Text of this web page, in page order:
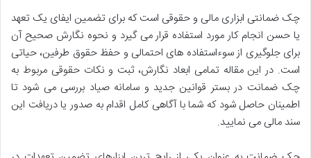
چک ضمانتی ابزاری مالی و حقوقی است که برای تضمین ایفای یک تعهد
یا حسن انجام کار مورد استفاده قرار می گیرد و نحوه نگارش صحیح آن
برای جلوگیری از سوءاستفاده های احتمالی و حفظ حقوق طرفین، حیاتی
است. در این مقاله تمامی ابعاد نگارش، ثبت و نکات حقوقی مربوط به
چک ضمانت در بستر قوانین جدید و سامانه صیاد بررسی می شود تا
اطمینان حاصل شود که شما با آگاهی کامل اقدام به صدور یا دریافت این
سند مالی می نمایید.